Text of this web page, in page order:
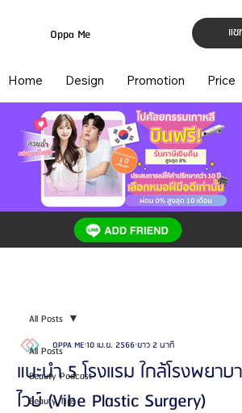
แ
Oppa Me
Home Design Promotion Price
All Posts
Beauty Podcast
Beauty Tips
All Posts
แนะนำ 5 โรงแรม ใกล้โรงพยา
ไวบ์ (Vibe Plastic Surgery)
OPPA ME10 เม.ย. 2566ยาว 2 นาที